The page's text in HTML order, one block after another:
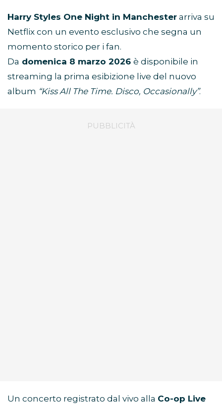
Harry Styles One Night in Manchester arriva su
Netflix con un evento esclusivo che segna un
momento storico per i fan.
Da domenica 8 marzo 2026 è disponibile in
streaming la prima esibizione live del nuovo
album “Kiss All The Time. Disco, Occasionally”.
Un concerto registrato dal vivo alla Co-op Live